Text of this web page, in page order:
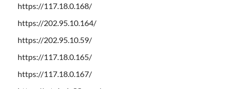
https://117.18.0.168/
https://202.95.10.164/
https://202.95.10.59/
https://117.18.0.165/
https://117.18.0.167/